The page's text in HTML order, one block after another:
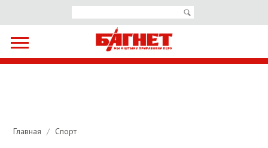
Главная / Спорт